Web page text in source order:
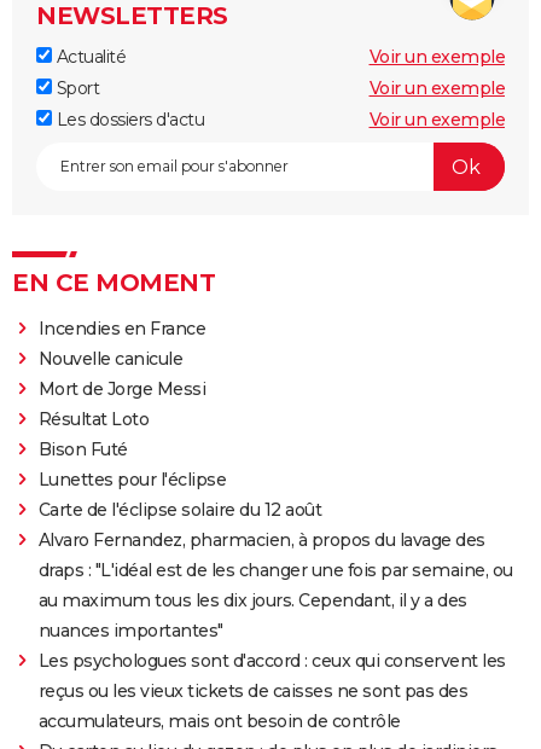
NEWSLETTERS
Actualité
Voir un exemple
Sport
Voir un exemple
Les dossiers d'actu
Voir un exemple
EN CE MOMENT
Incendies en France
Nouvelle canicule
Mort de Jorge Messi
Résultat Loto
Bison Futé
Lunettes pour l'éclipse
Carte de l'éclipse solaire du 12 août
Alvaro Fernandez, pharmacien, à propos du lavage des
draps : "L'idéal est de les changer une fois par semaine, ou
au maximum tous les dix jours. Cependant, il y a des
nuances importantes"
Les psychologues sont d'accord : ceux qui conservent les
reçus ou les vieux tickets de caisses ne sont pas des
accumulateurs, mais ont besoin de contrôle